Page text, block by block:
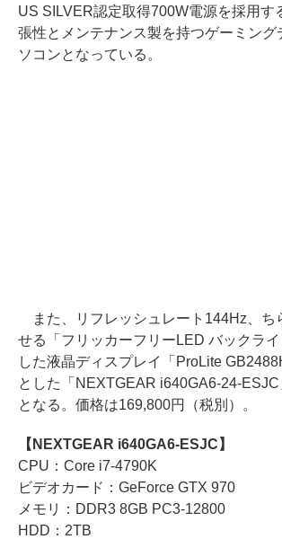
US SILVER認定取得700W電源を採用す
張性とメンテナンス製を持つゲーミング
ソコンとなっている。
また、リフレッシュレート144Hz、ち
せる「フリッカーフリーLED バックラ
した液晶ディスプレイ「ProLite
とした「NEXTGEAR i640GA6-24-
となる。価格は169,800円（税別）。
【NEXTGEAR i640GA6-ESJC】
CPU：Core i7-4790K
ビデオカード：GeForce GTX 970
メモリ：DDR3 8GB PC3-12800
HDD：2TB